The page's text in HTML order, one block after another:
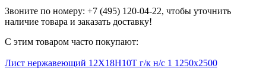
Звоните по номеру: +7 (495) 120-04-22, чтобы уточнить
наличие товара и заказать доставку!
С этим товаром часто покупают:
Лист нержавеющий 12Х18Н10Т г/к н/с 1 1250x2500